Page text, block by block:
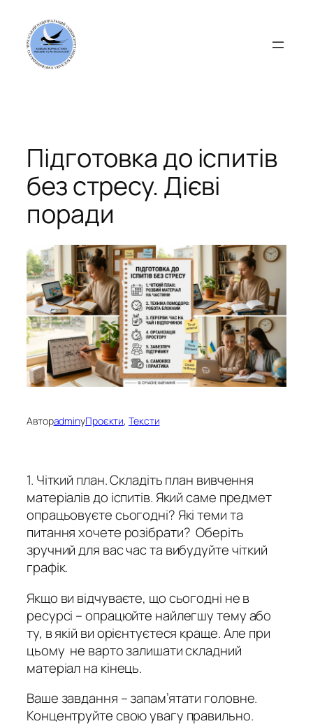
вмісту
Підготовка до іспитів
без стресу. Дієві
поради
АвторadminуПроєкти, Тексти
1. Чіткий план. Складіть план вивчення
матеріалів до іспитів. Який саме предмет
опрацьовуєте сьогодні? Які теми та
питання хочете розібрати? Оберіть
зручний для вас час та вибудуйте чіткий
графік.
Якщо ви відчуваєте, що сьогодні не в
ресурсі – опрацюйте найлегшу тему або
ту, в якій ви орієнтуєтеся краще. Але при
цьому не варто залишати складний
матеріал на кінець.
Ваше завдання – запам’ятати головне.
Концентруйте свою увагу правильно.